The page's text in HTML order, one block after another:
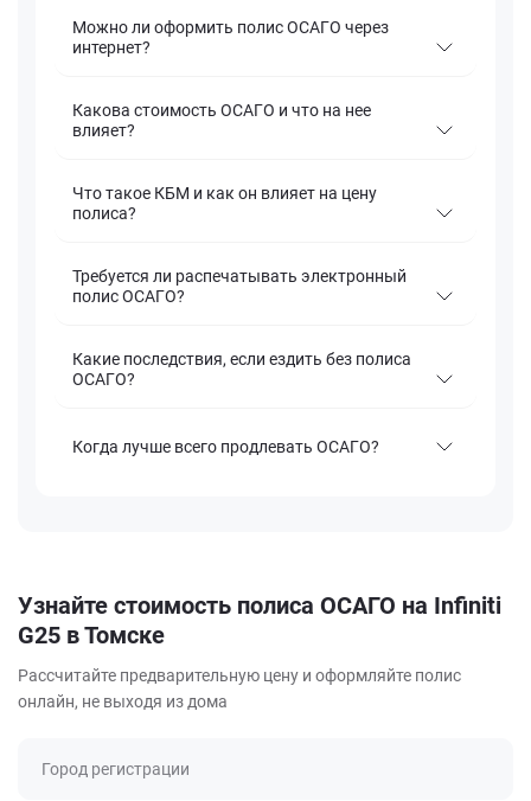
Можно ли оформить полис ОСАГО через
интернет?
Какова стоимость ОСАГО и что на нее
влияет?
Что такое КБМ и как он влияет на цену
полиса?
Требуется ли распечатывать электронный
полис ОСАГО?
Какие последствия, если ездить без полиса
ОСАГО?
Когда лучше всего продлевать ОСАГО?
Узнайте стоимость полиса ОСАГО на Infiniti
G25 в Томске
Рассчитайте предварительную цену и оформляйте полис
онлайн, не выходя из дома
Город регистрации